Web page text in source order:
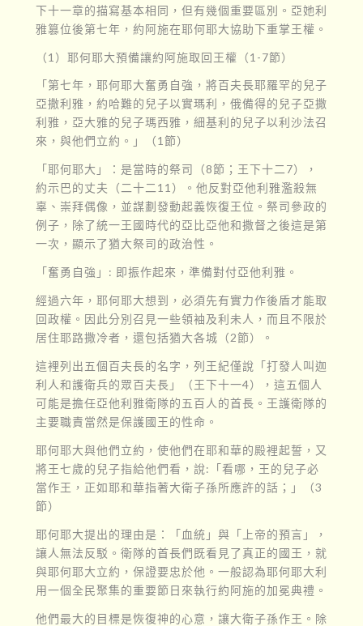
下十一章的描寫基本相同，但有幾個重要區別。亞她利
雅篡位後第七年，約阿施在耶何耶大協助下重掌王權。
（1）耶何耶大預備讓約阿施取回王權（1-7節）
「第七年，耶何耶大奮勇自強，將百夫長耶羅罕的兒子
亞撒利雅，約哈難的兒子以實瑪利，俄備得的兒子亞撒
利雅，亞大雅的兒子瑪西雅，細基利的兒子以利沙法召
來，與他們立約。」（1節）
「耶何耶大」：是當時的祭司（8節；王下十二7），
約示巴的丈夫（二十二11）。他反對亞他利雅濫殺無
辜、崇拜偶像，並謀劃發動起義恢復王位。祭司參政的
例子，除了統一王國時代的亞比亞他和撒督之後這是第
一次，顯示了猶大祭司的政治性。
「奮勇自強」: 即振作起來，準備對付亞他利雅。
經過六年，耶何耶大想到，必須先有實力作後盾才能取
回政權。因此分別召見一些領袖及利未人，而且不限於
居住耶路撒冷者，還包括猶大各城（2節）。
這裡列出五個百夫長的名字，列王紀僅說「打發人叫迦
利人和護衛兵的眾百夫長」（王下十一4），這五個人
可能是擔任亞他利雅衛隊的五百人的首長。王護衛隊的
主要職責當然是保護國王的性命。
耶何耶大與他們立約，使他們在耶和華的殿裡起誓，又
將王七歲的兒子指給他們看，說:「看哪，王的兒子必
當作王，正如耶和華指著大衛子孫所應許的話；」（3
節）
耶何耶大提出的理由是：「血統」與「上帝的預言」，
讓人無法反駁。衛隊的首長們既看見了真正的國王，就
與耶何耶大立約，保證要忠於他。一般認為耶何耶大利
用一個全民聚集的重要節日來執行約阿施的加冕典禮。
他們最大的目標是恢復神的心意，讓大衛子孫作王。除